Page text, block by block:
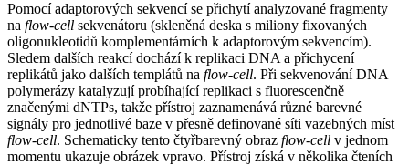
Pomocí adaptorových sekvencí se přichytí analyzované fragmenty
na flow-cell sekvenátoru (skleněná deska s miliony fixovaných
oligonukleotidů komplementárních k adaptorovým sekvencím).
Sledem dalších reakcí dochází k replikaci DNA a přichycení
replikátů jako dalších templátů na flow-cell. Při sekvenování DNA
polymerázy katalyzují probíhající replikaci s fluorescenčně
značenými dNTPs, takže přístroj zaznamenává různé barevné
signály pro jednotlivé baze v přesně definované síti vazebných míst
flow-cell. Schematicky tento čtyřbarevný obraz flow-cell v jednom
momentu ukazuje obrázek vpravo. Přístroj získá v několika čteních